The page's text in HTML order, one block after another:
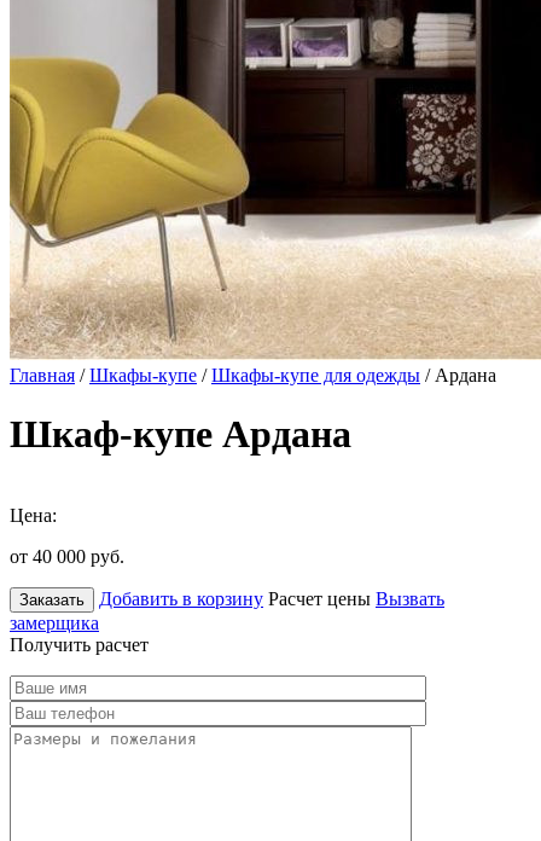
Главная /Шкафы-купе /Шкафы-купе для одежды / Ардана
Шкаф-купе Ардана
Цена:
от 40 000 руб.
Заказать Добавить в корзину Расчет цены Вызвать
замерщика
Получить расчет